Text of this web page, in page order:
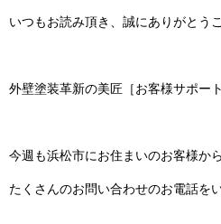
いつもお読み頂き、誠にありがとう
外壁塗装革新の美匠［お客様サポー
今週も浜松市にお住まいのお客様から
たくさんのお問い合わせのお電話を